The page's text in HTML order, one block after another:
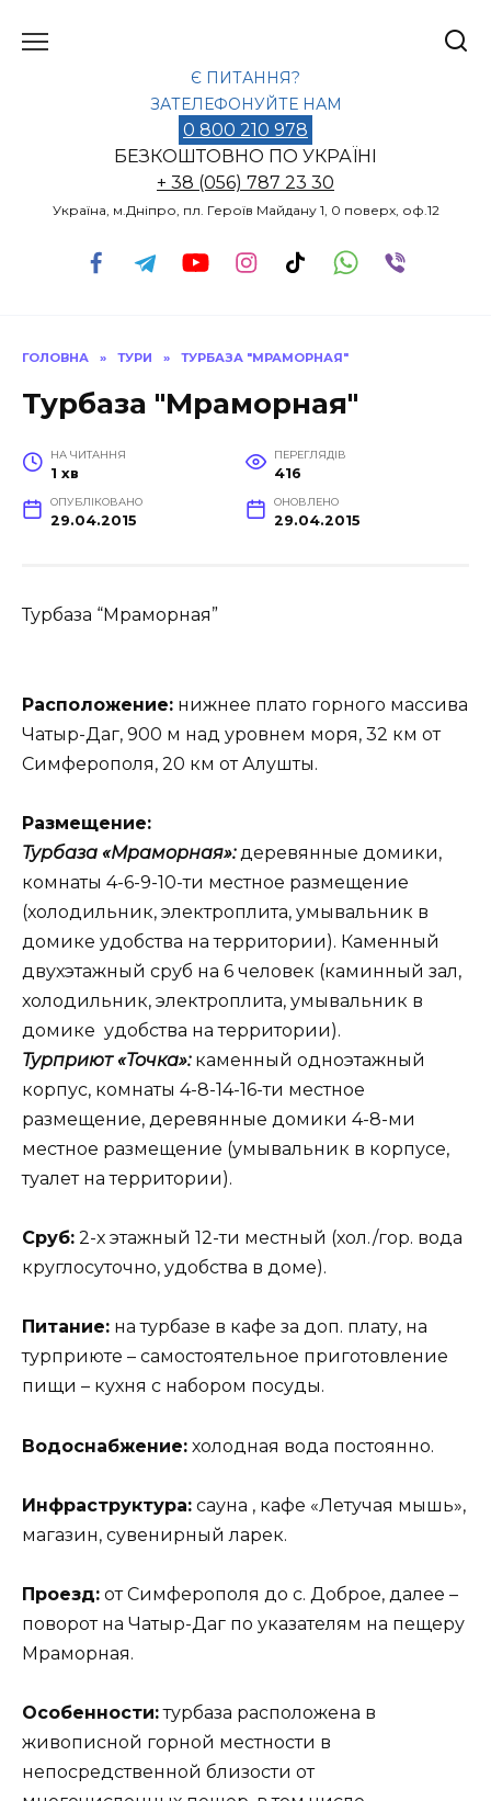
до
Є ПИТАННЯ?
ЗАТЕЛЕФОНУЙТЕ НАМ
0 800 210 978
БЕЗКОШТОВНО ПО УКРАЇНІ
+ 38 (056) 787 23 30
Україна, м.Дніпро, пл. Героїв Майдану 1, 0 поверх, оф.12
ГОЛОВНА » ТУРИ » ТУРБАЗА "МРАМОРНАЯ"
Турбаза "Мраморная"
НА ЧИТАННЯ
1 хв
ПЕРЕГЛЯДІВ
416
ОПУБЛІКОВАНО
29.04.2015
ОНОВЛЕНО
29.04.2015
Турбаза “Мраморная”
Расположение: нижнее плато горного массива
Чатыр-Даг, 900 м над уровнем моря, 32 км от
Симферополя, 20 км от Алушты.
Размещение:
Турбаза «Мраморная»:деревянные домики,
комнаты 4-6-9-10-ти местное размещение
(холодильник, электроплита, умывальник в
домике удобства на территории). Каменный
двухэтажный сруб на 6 человек (каминный зал,
холодильник, электроплита, умывальник в
домике удобства на территории).
Турприют «Точка»:каменный одноэтажный
корпус, комнаты 4-8-14-16-ти местное
размещение, деревянные домики 4-8-ми
местное размещение (умывальник в корпусе,
туалет на территории).
Сруб: 2-х этажный 12-ти местный (хол./гор. вода
круглосуточно, удобства в доме).
Питание: на турбазе в кафе за доп. плату, на
турприюте – самостоятельное приготовление
пищи – кухня с набором посуды.
Водоснабжение: холодная вода постоянно.
Инфраструктура: сауна , кафе «Летучая мышь»,
магазин, сувенирный ларек.
Проезд: от Симферополя до с. Доброе, далее –
поворот на Чатыр-Даг по указателям на пещеру
Мраморная.
Особенности:турбаза расположена в
живописной горной местности в
непосредственной близости от